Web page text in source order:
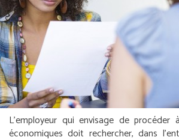
L’employeur qui envisage de procéder
économiques doit rechercher, dans